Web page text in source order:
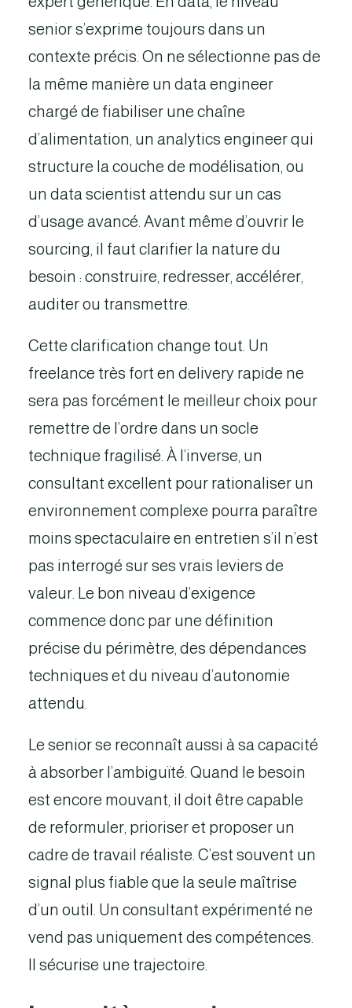
senior s’exprime toujours dans un
contexte précis. On ne sélectionne pas de
la même manière un data engineer
chargé de fiabiliser une chaîne
d’alimentation, un analytics engineer qui
structure la couche de modélisation, ou
un data scientist attendu sur un cas
d’usage avancé. Avant même d’ouvrir le
sourcing, il faut clarifier la nature du
besoin : construire, redresser, accélérer,
auditer ou transmettre.
Cette clarification change tout. Un
freelance très fort en delivery rapide ne
sera pas forcément le meilleur choix pour
remettre de l’ordre dans un socle
technique fragilisé. À l’inverse, un
consultant excellent pour rationaliser un
environnement complexe pourra paraître
moins spectaculaire en entretien s’il n’est
pas interrogé sur ses vrais leviers de
valeur. Le bon niveau d’exigence
commence donc par une définition
précise du périmètre, des dépendances
techniques et du niveau d’autonomie
attendu.
Le senior se reconnaît aussi à sa capacité
à absorber l’ambiguïté. Quand le besoin
est encore mouvant, il doit être capable
de reformuler, prioriser et proposer un
cadre de travail réaliste. C’est souvent un
signal plus fiable que la seule maîtrise
d’un outil. Un consultant expérimenté ne
vend pas uniquement des compétences.
Il sécurise une trajectoire.